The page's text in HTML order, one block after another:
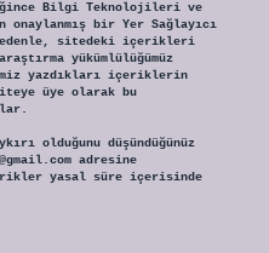
Bilgi Teknolojileri ve
onaylanmış bir Yer Sağlayıcı
sitedeki içerikleri
yükümlülüğümüz
yazdıkları içeriklerin
üye olarak bu
olduğunu düşündüğünüz
adresine
yasal süre içerisinde